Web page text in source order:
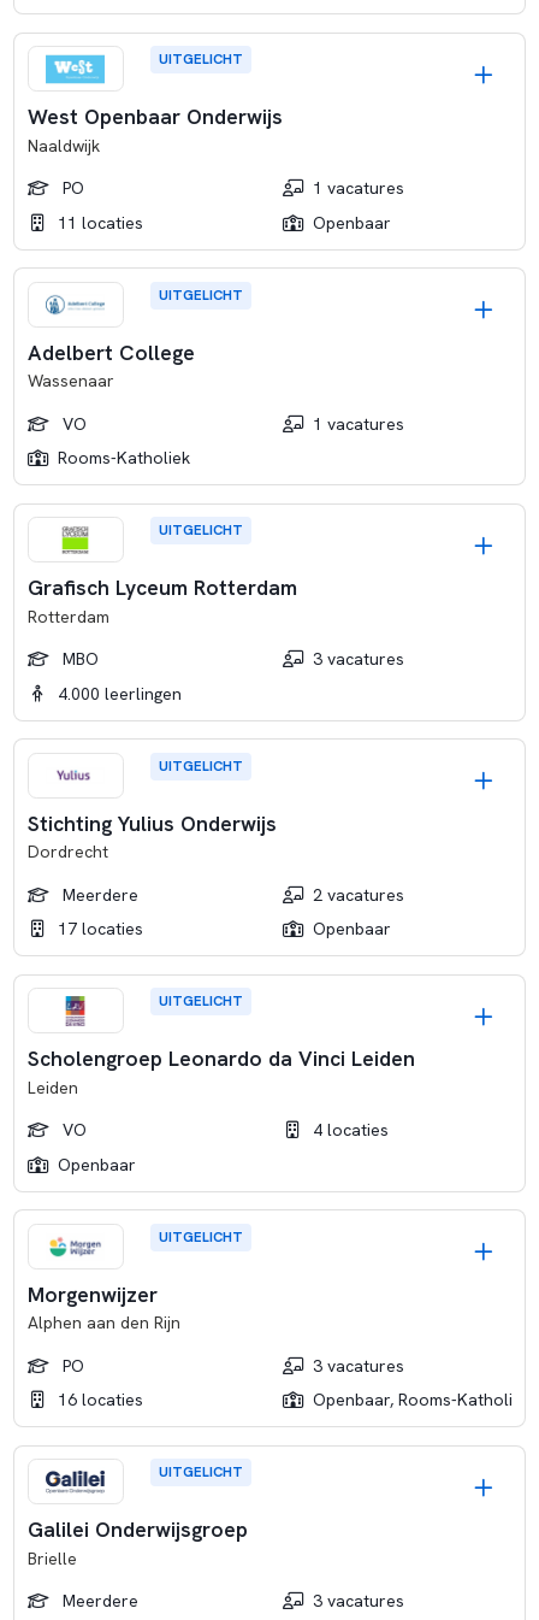
UITGELICHT
West Openbaar Onderwijs
Naaldwijk
PO
1 vacatures
11 locaties
Openbaar
UITGELICHT
Adelbert College
Wassenaar
VO
1 vacatures
Rooms-Katholiek
UITGELICHT
Grafisch Lyceum Rotterdam
Rotterdam
MBO
3 vacatures
4.000 leerlingen
UITGELICHT
Stichting Yulius Onderwijs
Dordrecht
Meerdere
2 vacatures
17 locaties
Openbaar
UITGELICHT
Scholengroep Leonardo da Vinci Leiden
Leiden
VO
4 locaties
Openbaar
UITGELICHT
Morgenwijzer
Alphen aan den Rijn
PO
3 vacatures
16 locaties
Openbaar, Rooms-
UITGELICHT
Galilei Onderwijsgroep
Brielle
Meerdere
3 vacatures